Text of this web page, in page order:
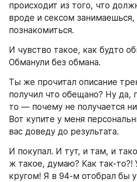
происходит из того, что
вроде и сексом
познакомиться.
И чувство такое, как будто
Обманули без обмана.
Ты же прочитал описание
получил что обещано? Ну
то — почему не получается
Вот купите у меня
вас доведу до результата.
И покупал. И тут, и там, и
ж такое, думаю? Как так-то?!
кругом! Я в 94-м отобрал бы